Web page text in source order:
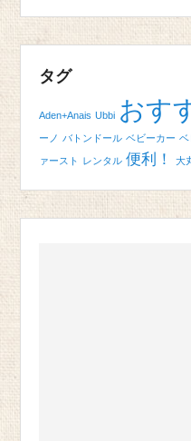
タグ
Aden+Anais Ubbi おす
ーノ バトンドール ベビーカー ベ
ァースト レンタル 便利！ 大